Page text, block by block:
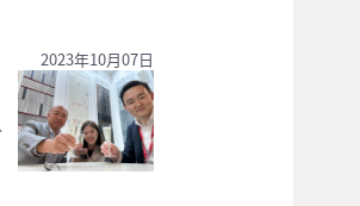
2023年10月07日